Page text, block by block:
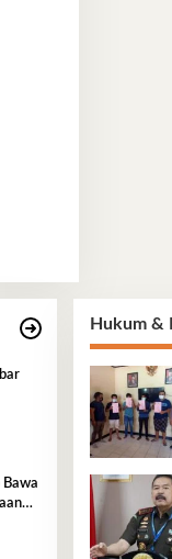
Bawa
Hukum &